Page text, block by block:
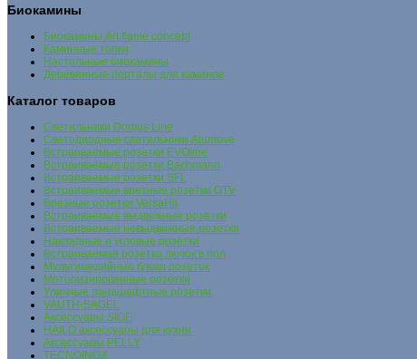
Биокамины
Биокамины Art flame concept
Каминные топки
Настольные биокамины
Деревянные порталы для каминов
Каталог товаров
Cветильники Domus Line
Светодиодные светильники Alumove
Встраиваемые розетки EVOline
Встраиваемые розетки Bachmann
Встраиваемые розетки SFL
Встраиваемые врезные розетки GTV
Врезные розетки VersaHit
Встраиваемые выдвижные розетки
Встраиваемые невыдвижные розетки
Накладные и угловые розетки
Встраиваемая розетка лючок в пол
Мультимедийные блоки розеток
Моторизированные розетки
Уличные ландшафтные розетки
VAUTH-SAGEL
Аксессуары SIGE
HAILO аксессуары для кухни
Аксессуары PELLY
TECNOINOX